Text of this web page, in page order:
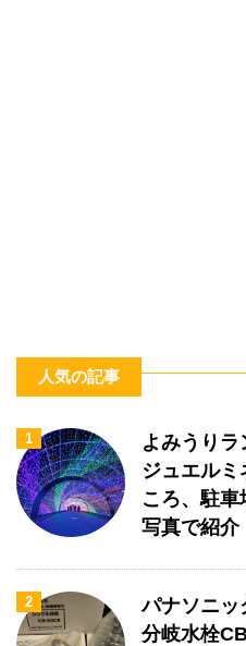
人気の記事
1
よみうり
ジュエル
ころ、駐
写真で紹介
2
パナソニッ
分岐水栓